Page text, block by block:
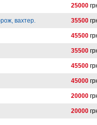
25000
вахтер. 35500
45500
35500
45500
45000
20000
20000